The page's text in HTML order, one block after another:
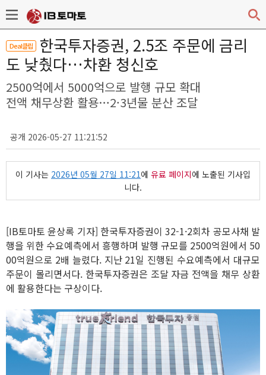
Deal클립
한국투자증권, 2.5조 주문에 금리
도 낮췄다…차환 청신호
2500억에서 5000억으로 발행 규모 확대
전액 채무상환 활용…2·3년물 분산 조달
공개 2026-05-27 11:21:52
이 기사는 2026년 05월 27일 11:21에 유료 페이지에 노출된 기사입
니다.
[IB토마토 윤상록 기자] 한국투자증권이 32-1·2회차 공모사채 발
행을 위한 수요예측에서 흥행하며 발행 규모를 2500억원에서 50
00억원으로 2배 늘렸다. 지난 21일 진행된 수요예측에서 대규모
주문이 몰리면서다. 한국투자증권은 조달 자금 전액을 채무 상환
에 활용한다는 구상이다.